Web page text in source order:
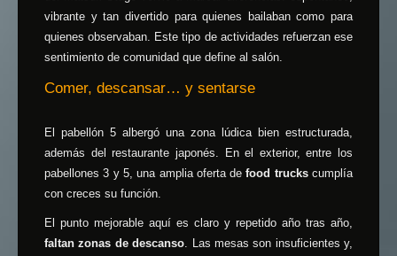
vibrante y tan divertido para quienes bailaban como para
quienes observaban. Este tipo de actividades refuerzan ese
sentimiento de comunidad que define al salón.
Comer, descansar… y sentarse
El pabellón 5 albergó una zona lúdica bien estructurada,
además del restaurante japonés. En el exterior, entre los
pabellones 3 y 5, una amplia oferta defood truckscumplía
con creces su función.
El punto mejorable aquí es claro y repetido año tras año,
faltan zonas de descanso. Las mesas son insuficientes y,